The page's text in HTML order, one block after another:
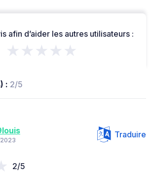
afin d’aider les autres utilisateurs :
★★★★★
: 2/5
Traduire
2/5